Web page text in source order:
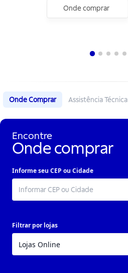
Onde comprar
Onde Comprar Assistência Técnica
Encontre
Onde comprar
Informe seu CEP ou Cidade
Filtrar por lojas